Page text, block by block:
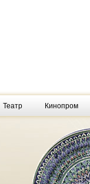
Театр Кинопром